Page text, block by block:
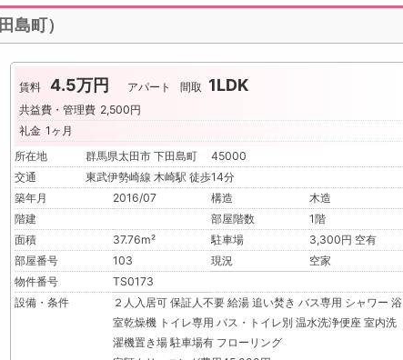
島町）
賃料 4.5万円 アパート 間取 1LDK
共益費・管理費 2,500円
礼金 1ヶ月
所在地
群馬県太田市 下田島町 45000
交通
東武伊勢崎線 木崎駅 徒歩14分
築年月
2016/07 構造
木造
階建
部屋階数
1階
面積
37.76m² 駐車場
3,300円 空有
部屋番号
103 現況
空家
物件番号
TS0173
設備・条件
２人入居可 保証人不要 給湯 追い焚き バス専用 シャワー 浴
室乾燥機 トイレ専用 バス・トイレ別 温水洗浄便座 室内洗
濯機置き場 駐車場有 フローリング